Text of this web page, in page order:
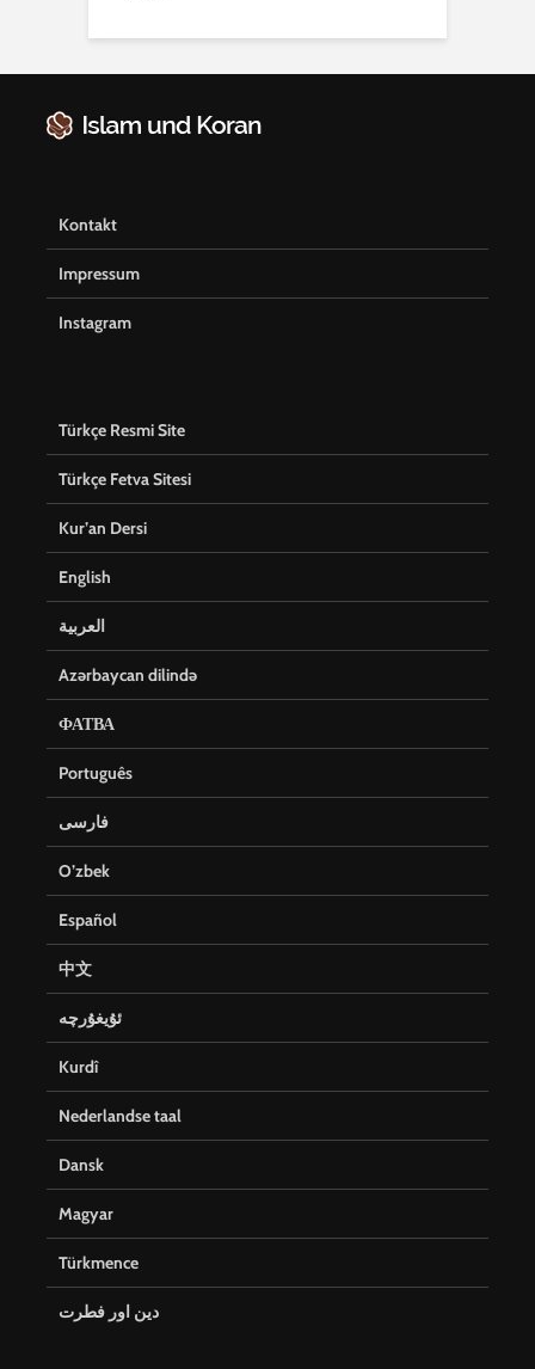
Kontakt
Impressum
Instagram
Türkçe Resmi Site
Türkçe Fetva Sitesi
Kur’an Dersi
English
العربية
Azərbaycan dilində
ФАТВА
Português
فارسی
O’zbek
Español
中文
ئۇيغۇرچە
Kurdî
Nederlandse taal
Dansk
Magyar
Türkmence
دین اور فطرت